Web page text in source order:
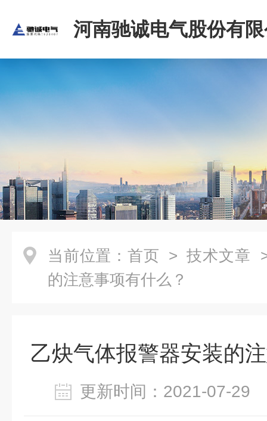
河南驰诚电气股份有
当前位置： 首页 > 技术文章
的注意事项有什么？
乙炔气体报警器安装的
更新时间：2021-07-